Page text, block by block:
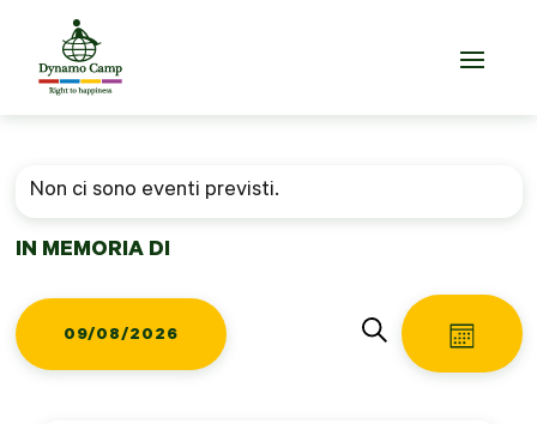
Non ci sono eventi previsti.
IN MEMORIA DI
EVENTI
Cerca
09/08/2026